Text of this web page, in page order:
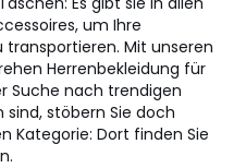
um Ihre
Mit unseren
Herrenbekleidung für
Suche nach trendigen
stöbern Sie doch
Kategorie: Dort finden Sie